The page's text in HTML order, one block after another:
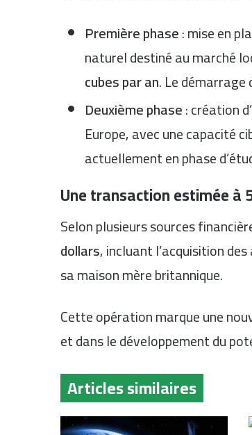
Première phase: mise en
naturel destiné au marché
cubes par an. Le
Deuxième phase: création
Europe, avec une capacité
actuellement en phase
Une transaction estimée à
Selon plusieurs sources
dollars, incluant l’acquisition
sa maison mère britannique.
Cette opération marque une
et dans le développement du
Articles similaires